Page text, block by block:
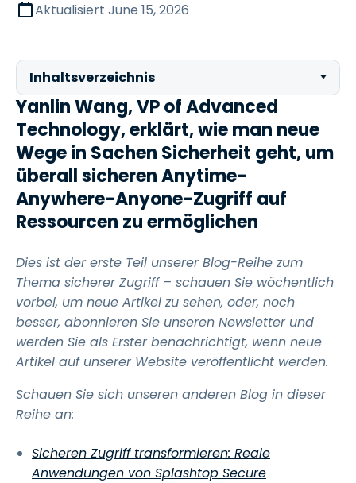
Aktualisiert June 15, 2026
Inhaltsverzeichnis
Yanlin Wang, VP of Advanced
Technology, erklärt, wie man neue
Wege in Sachen Sicherheit geht, um
überall sicheren Anytime-
Anywhere-Anyone-Zugriff auf
Ressourcen zu ermöglichen
Dies ist der erste Teil unserer Blog-Reihe zum
Thema sicherer Zugriff – schauen Sie wöchentlich
vorbei, um neue Artikel zu sehen, oder, noch
besser, abonnieren Sie unseren Newsletter und
werden Sie als Erster benachrichtigt, wenn neue
Artikel auf unserer Website veröffentlicht werden.
Schauen Sie sich unseren anderen Blog in dieser
Reihe an:
Sicheren Zugriff transformieren: Reale
Anwendungen von Splashtop Secure